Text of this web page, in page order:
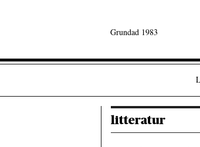
Grundad 1983
litteratur